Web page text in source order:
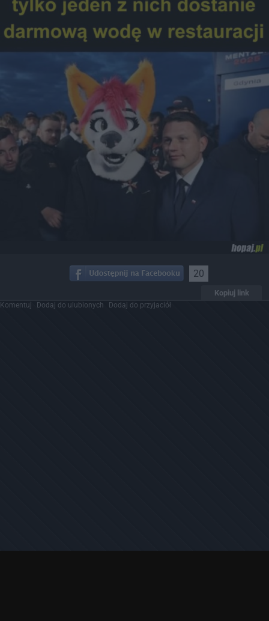
20
Kopiuj link
Komentuj Dodaj do ulubionych Dodaj do przyjaciół